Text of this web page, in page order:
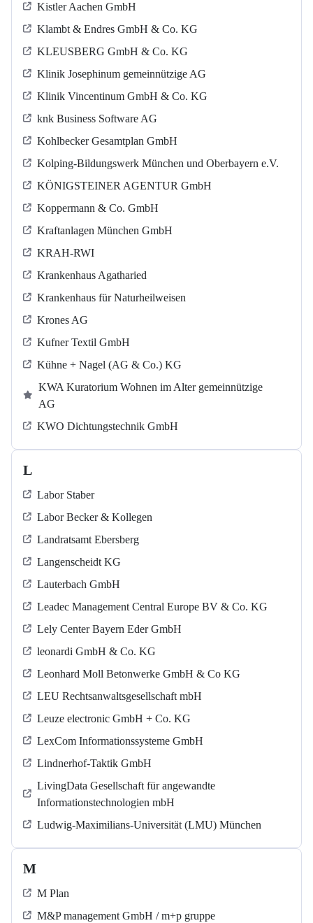
Kistler Aachen GmbH
Klambt & Endres GmbH & Co. KG
KLEUSBERG GmbH & Co. KG
Klinik Josephinum gemeinnützige AG
Klinik Vincentinum GmbH & Co. KG
knk Business Software AG
Kohlbecker Gesamtplan GmbH
Kolping-Bildungswerk München und Oberbayern e.V.
KÖNIGSTEINER AGENTUR GmbH
Koppermann & Co. GmbH
Kraftanlagen München GmbH
KRAH-RWI
Krankenhaus Agatharied
Krankenhaus für Naturheilweisen
Krones AG
Kufner Textil GmbH
Kühne + Nagel (AG & Co.) KG
KWA Kuratorium Wohnen im Alter gemeinnützige
AG
KWO Dichtungstechnik GmbH
L
Labor Staber
Labor Becker & Kollegen
Landratsamt Ebersberg
Langenscheidt KG
Lauterbach GmbH
Leadec Management Central Europe BV & Co. KG
Lely Center Bayern Eder GmbH
leonardi GmbH & Co. KG
Leonhard Moll Betonwerke GmbH & Co KG
LEU Rechtsanwaltsgesellschaft mbH
Leuze electronic GmbH + Co. KG
LexCom Informationssysteme GmbH
Lindnerhof-Taktik GmbH
LivingData Gesellschaft für angewandte
Informationstechnologien mbH
Ludwig-Maximilians-Universität (LMU) München
M
M Plan
M&P management GmbH / m+p gruppe